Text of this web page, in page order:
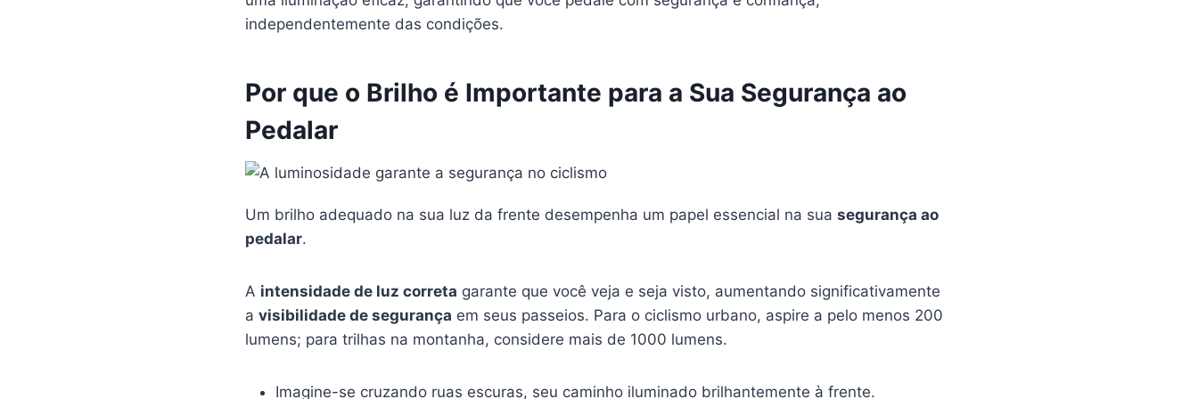
independentemente das condições.
Por que o Brilho é Importante para a Sua Segurança ao
Pedalar
Um brilho adequado na sua luz da frente desempenha um papel essencial na sua segurança ao
pedalar.
A intensidade de luz correta garante que você veja e seja visto, aumentando significativamente
a visibilidade de segurança em seus passeios. Para o ciclismo urbano, aspire a pelo menos 200
lumens; para trilhas na montanha, considere mais de 1000 lumens.
Imagine-se cruzando ruas escuras, seu caminho iluminado brilhantemente à frente.